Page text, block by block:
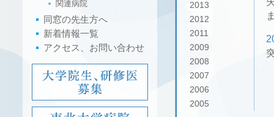
関連病院
同窓の先生方へ
新着情報一覧
アクセス、お問い合わせ
2013
2012
2011
2009
2008
2007
2006
2005